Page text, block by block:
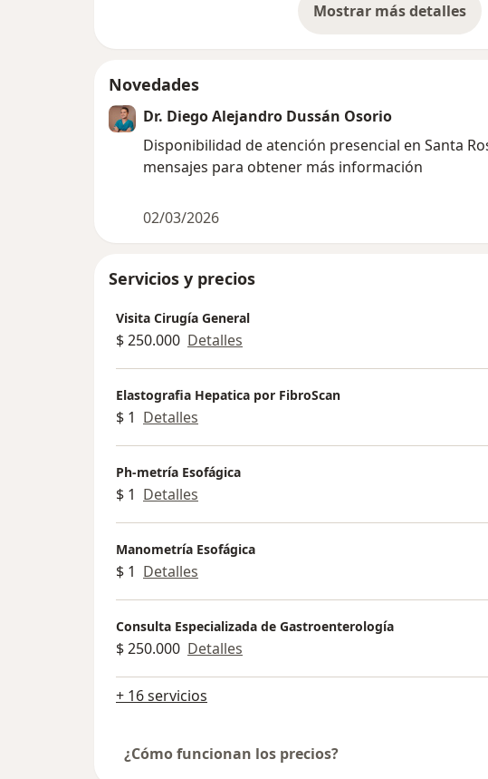
Mostrar más detalles
sobre la
Novedades
Dr. Diego Alejandro Dussán Osorio
Disponibilidad de atención presencial en Santa
mensajes para obtener más información
02/03/2026
Servicios y precios
Visita Cirugía General
$ 250.000 Detalles
Elastografia Hepatica por FibroScan
$ 1 Detalles
Ph-metría Esofágica
$ 1 Detalles
Manometría Esofágica
$ 1 Detalles
Consulta Especializada de Gastroenterología
$ 250.000 Detalles
+ 16 servicios
¿Cómo funcionan los precios?